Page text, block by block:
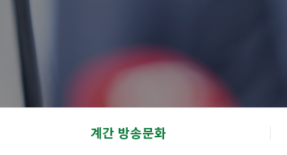
계간 방송문화